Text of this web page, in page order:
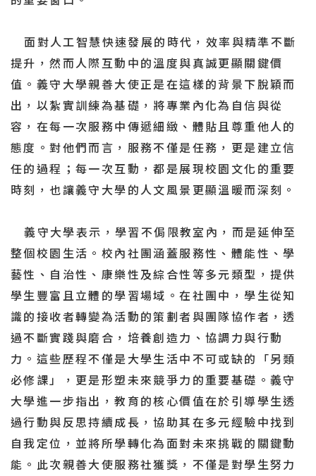
面對人工智慧快速發展的時代，效率與精準不斷
提升，然而人際互動中的溫度與真誠更顯關鍵價
值。義守大學親善大使正是在這樣的背景下脫穎而
出，以紮實訓練為基礎，將專業內化為自信與從
容，在每一次服務中傳遞細緻、體貼且尊重他人的
態度。對他們而言，服務不僅是任務，更是建立信
任的過程；每一次互動，都是展現校園文化的重要
時刻，也讓義守大學的人文風景更顯溫暖而深刻。
義守大學表示，學習不侷限教室內，而是延伸至
整個校園生活。校內社團涵蓋服務性、體能性、學
藝性、自治性、康樂性及綜合性等多元類型，提供
學生豐富且立體的學習場域。在社團中，學生從知
識的接收者轉變為活動的策劃者與團隊協作者，透
過不斷實踐與磨合，培養創造力、協調力與行動
力。這些歷程不僅是大學生活中不可或缺的「另類
必修課」，更是形塑未來競爭力的重要基礎。義守
大學進一步指出，教育的核心價值在於引導學生透
過行動與反思持續成長，協助其在多元經驗中找到
自我定位，並將所學轉化為面對未來挑戰的關鍵動
能。此次親善大使服務社獲獎，不僅是對學生努力